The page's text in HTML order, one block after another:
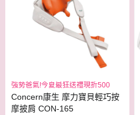
強勢爸氣!今夏最狂送禮現折500
Concern康生 摩力寶貝輕巧按
摩披肩 CON-165